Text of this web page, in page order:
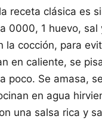
receta clásica es
0000, 1 huevo,
la cocción, para
en caliente, se
poco. Se amasa,
en agua
una salsa rica y